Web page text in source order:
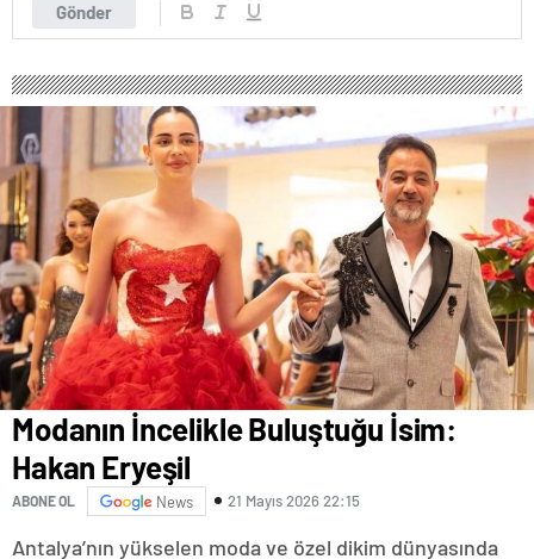
Gönder
Modanın İncelikle Buluştuğu İsim:
Hakan Eryeşil
ABONE OL News 21 Mayıs 2026 22:15
Antalya’nın yükselen moda ve özel dikim dünyasında